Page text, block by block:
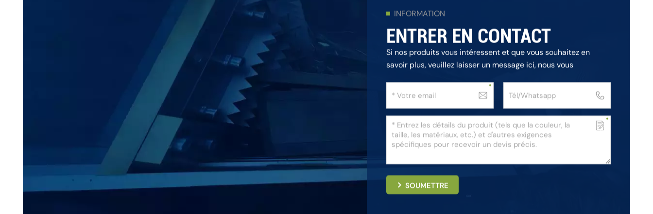
INFORMATION
ENTRER EN CONTACT
Si nos produits vous intéressent et que vous souhaitez en
savoir plus, veuillez laisser un message ici, nous vous
SOUMETTRE